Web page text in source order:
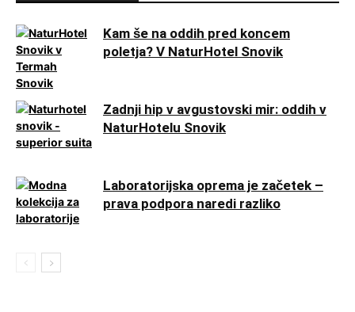
Kam še na oddih pred koncem
poletja? V NaturHotel Snovik
Zadnji hip v avgustovski mir: oddih v
NaturHotelu Snovik
Laboratorijska oprema je začetek –
prava podpora naredi razliko